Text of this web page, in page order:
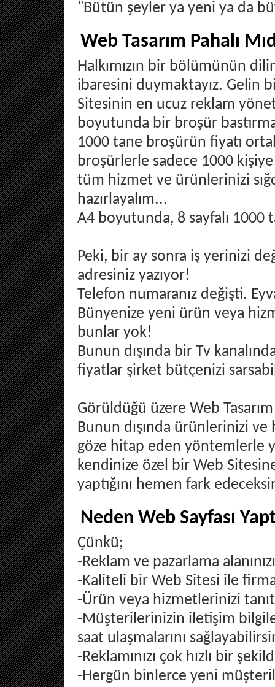
"Bütün şeyler ya yeni ya da
Web Tasarım Pahalı
Halkımızın bir bölümünün
ibaresini duymaktayız. Gelin
Sitesinin en ucuz reklam
boyutunda bir broşür
1000 tane broşürün fiyatı
broşürlerle sadece 1000 kişiye
tüm hizmet ve ürünlerinizi
hazırlayalım...
A4 boyutunda, 8 sayfalı 1000
Peki, bir ay sonra iş yerinizi
adresiniz yazıyor!
Telefon numaranız değişti.
Bünyenize yeni ürün veya
bunlar yok!
Bunun dışında bir Tv
fiyatlar şirket bütçenizi
Görüldüğü üzere Web
Bunun dışında ürünlerinizi
göze hitap eden yöntemlerle
kendinize özel bir Web
yaptığını hemen fark
Neden Web Sayfası
Çünkü;
-Reklam ve pazarlama
-Kaliteli bir Web Sitesi ile
-Ürün veya hizmetlerinizi
-Müşterilerinizin iletişim
saat ulaşmalarını
-Reklamınızı çok hızlı bir
-Hergün binlerce yeni